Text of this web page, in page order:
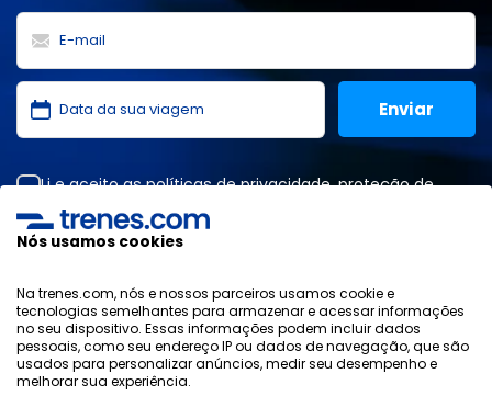
Li e aceito aspolíticas de privacidade,proteção de
dados
Política de Privacidade
Condições Generais
Política de Cookies
Política de Segurança
Nós usamos cookies
Na trenes.com, nós e nossos parceiros usamos cookie e
tecnologias semelhantes para armazenar e acessar informações
no seu dispositivo. Essas informações podem incluir dados
pessoais, como seu endereço IP ou dados de navegação, que são
usados ​​para personalizar anúncios, medir seu desempenho e
melhorar sua experiência.